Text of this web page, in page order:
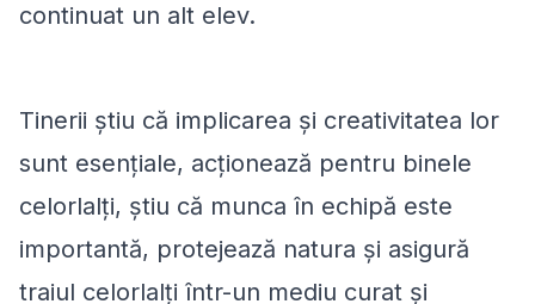
continuat un alt elev.
Tinerii știu că implicarea şi creativitatea lor
sunt esențiale, acţionează pentru binele
celorlalţi, știu că munca în echipă este
importantă, protejează natura şi asigură
traiul celorlalţi într-un mediu curat şi